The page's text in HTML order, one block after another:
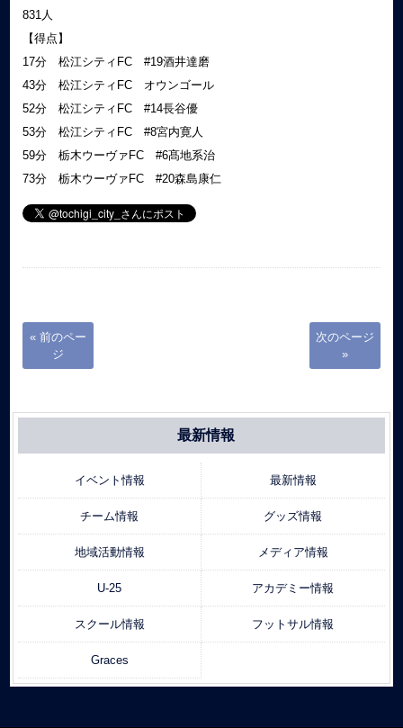
831人
【得点】
17分 松江シティFC #19酒井達磨
43分 松江シティFC オウンゴール
52分 松江シティFC #14長谷優
53分 松江シティFC #8宮内寛人
59分 栃木ウーヴァFC #6髙地系治
73分 栃木ウーヴァFC #20森島康仁
« 前のペー
ジ
次のページ
»
最新情報
イベント情報 最新情報
チーム情報 グッズ情報
地域活動情報 メディア情報
U-25 アカデミー情報
スクール情報 フットサル情報
Graces